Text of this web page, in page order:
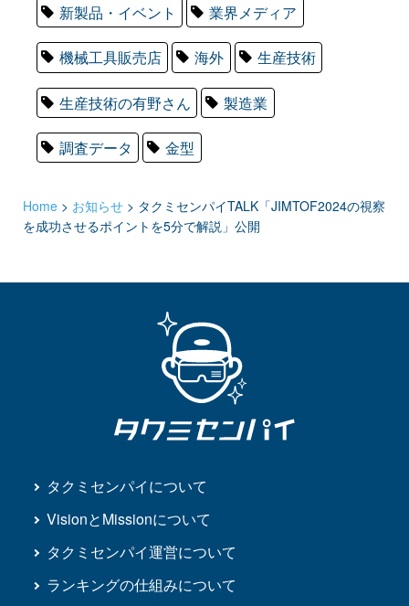
新製品・イベント 業界メディア
機械工具販売店 海外 生産技術
生産技術の有野さん 製造業
調査データ 金型
Home > お知らせ > タクミセンパイTALK「JIMTOF2024の視察
を成功させるポイントを5分で解説」公開
タクミセンパイについて
VisionとMissionについて
タクミセンパイ運営について
ランキングの仕組みについて